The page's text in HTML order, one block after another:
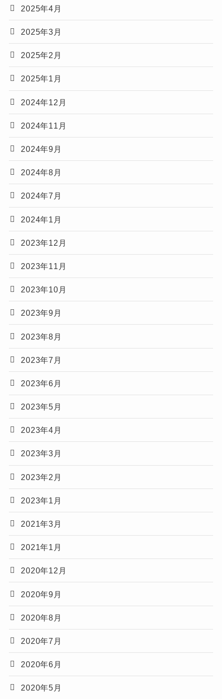
2025年4月
2025年3月
2025年2月
2025年1月
2024年12月
2024年11月
2024年9月
2024年8月
2024年7月
2024年1月
2023年12月
2023年11月
2023年10月
2023年9月
2023年8月
2023年7月
2023年6月
2023年5月
2023年4月
2023年3月
2023年2月
2023年1月
2021年3月
2021年1月
2020年12月
2020年9月
2020年8月
2020年7月
2020年6月
2020年5月